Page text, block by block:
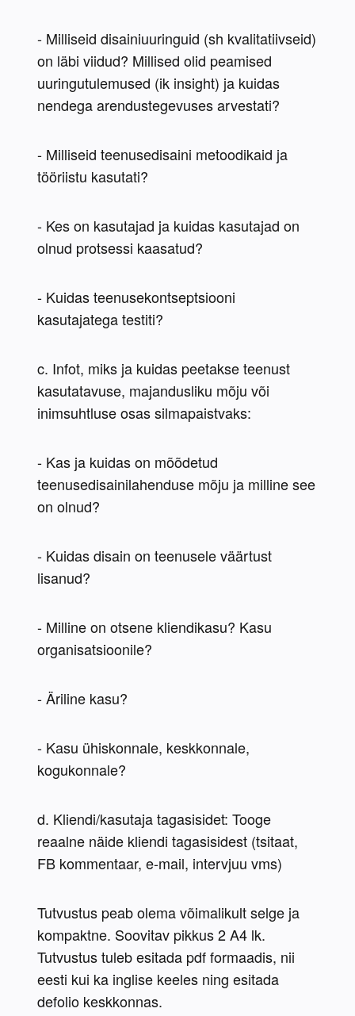
- Milliseid disainiuuringuid (sh kvalitatiivseid)
on läbi viidud? Millised olid peamised
uuringutulemused (ik insight) ja kuidas
nendega arendustegevuses arvestati?
- Milliseid teenusedisaini metoodikaid ja
tööriistu kasutati?
- Kes on kasutajad ja kuidas kasutajad on
olnud protsessi kaasatud?
- Kuidas teenusekontseptsiooni
kasutajatega testiti?
c. Infot, miks ja kuidas peetakse teenust
kasutatavuse, majandusliku mõju või
inimsuhtluse osas silmapaistvaks:
- Kas ja kuidas on mõõdetud
teenusedisainilahenduse mõju ja milline see
on olnud?
- Kuidas disain on teenusele väärtust
lisanud?
- Milline on otsene kliendikasu? Kasu
organisatsioonile?
- Äriline kasu?
- Kasu ühiskonnale, keskkonnale,
kogukonnale?
d. Kliendi/kasutaja tagasisidet: Tooge
reaalne näide kliendi tagasisidest (tsitaat,
FB kommentaar, e-mail, intervjuu vms)
Tutvustus peab olema võimalikult selge ja
kompaktne. Soovitav pikkus 2 A4 lk.
Tutvustus tuleb esitada pdf formaadis, nii
eesti kui ka inglise keeles ning esitada
defolio keskkonnas.